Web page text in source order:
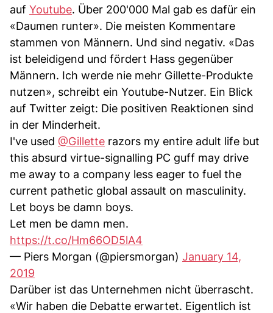
auf Youtube. Über 200'000 Mal gab es dafür ein
«Daumen runter». Die meisten Kommentare
stammen von Männern. Und sind negativ. «Das
ist beleidigend und fördert Hass gegenüber
Männern. Ich werde nie mehr Gillette-Produkte
nutzen», schreibt ein Youtube-Nutzer. Ein Blick
auf Twitter zeigt: Die positiven Reaktionen sind
in der Minderheit.
I've used @Gillette razors my entire adult life but
this absurd virtue-signalling PC guff may drive
me away to a company less eager to fuel the
current pathetic global assault on masculinity.
Let boys be damn boys.
Let men be damn men.
https://t.co/Hm66OD5lA4
— Piers Morgan (@piersmorgan) January 14,
2019
Darüber ist das Unternehmen nicht überrascht.
«Wir haben die Debatte erwartet. Eigentlich ist